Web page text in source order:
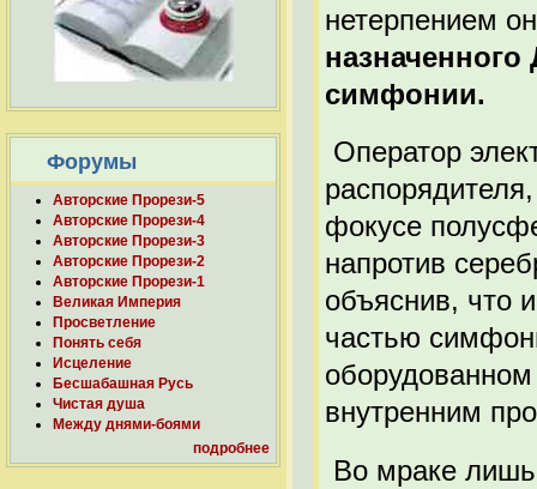
Форумы
Авторские Прорези-5
Авторские Прорези-4
Авторские Прорези-3
Авторские Прорези-2
Авторские Прорези-1
Великая Империя
Просветление
Понять себя
Исцеление
Бесшабашная Русь
Чистая душа
Между днями-боями
подробнее
нетерпением
симфонии.
Оператор
фокусе
напротив
объяснив, что
частью
внутренним
Во мраке